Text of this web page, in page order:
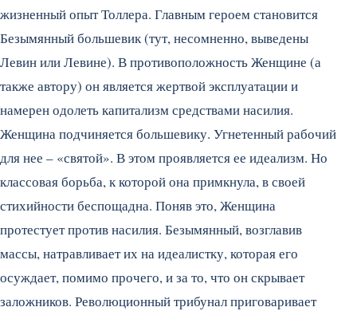
жизненный опыт Толлера. Главным героем становится
Безымянный большевик (тут, несомненно, выведены
Левин или Левине). В противоположность Женщине (а
также автору) он является жертвой эксплуатации и
намерен одолеть капитализм средствами насилия.
Женщина подчиняется большевику. Угнетенный рабочий
для нее – «святой». В этом проявляется ее идеализм. Но
классовая борьба, к которой она примкнула, в своей
стихийности беспощадна. Поняв это, Женщина
протестует против насилия. Безымянный, возглавив
массы, натравливает их на идеалистку, которая его
осуждает, помимо прочего, и за то, что он скрывает
заложников. Революционный трибунал приговаривает